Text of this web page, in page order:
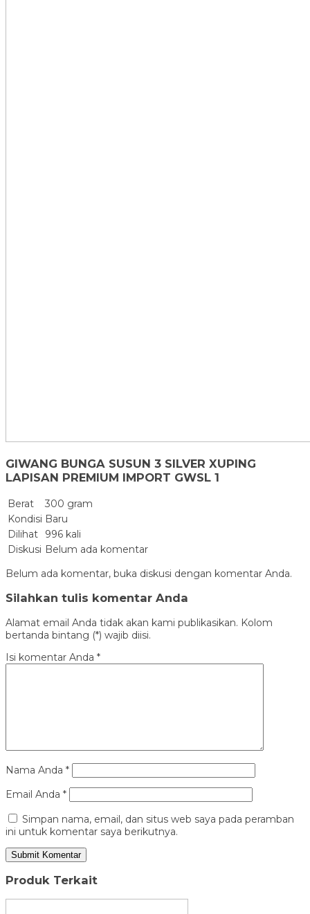
GIWANG BUNGA SUSUN 3 SILVER XUPING
LAPISAN PREMIUM IMPORT GWSL 1
Berat
300 gram
Kondisi Baru
Dilihat
996 kali
Diskusi Belum ada komentar
Belum ada komentar, buka diskusi dengan komentar Anda.
Silahkan tulis komentar Anda
Alamat email Anda tidak akan kami publikasikan. Kolom
bertanda bintang (*) wajib diisi.
Isi komentar Anda *
Nama Anda *
Email Anda *
Simpan nama, email, dan situs web saya pada peramban
ini untuk komentar saya berikutnya.
Produk Terkait